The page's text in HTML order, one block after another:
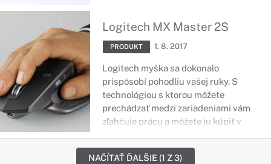
tlaku na zápästí a vylepšené polohe.
Logitech MX Master 2S
PRODUKT 1. 8. 2017
Logitech myška sa dokonalo
prispôsobí pohodliu vašej ruky. S
technológiou s ktorou môžete
prechádzať medzi zariadeniami vám
zľahčuje prácu a môžete ju kúpiť v
NAČÍTAŤ ĎALŠIE (1 Z 3)